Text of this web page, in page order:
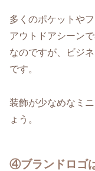
多くのポケットや
アウトドアシーン
なのですが、ビジ
です。
装飾が少なめなミ
ょう。
④ブランドロゴ